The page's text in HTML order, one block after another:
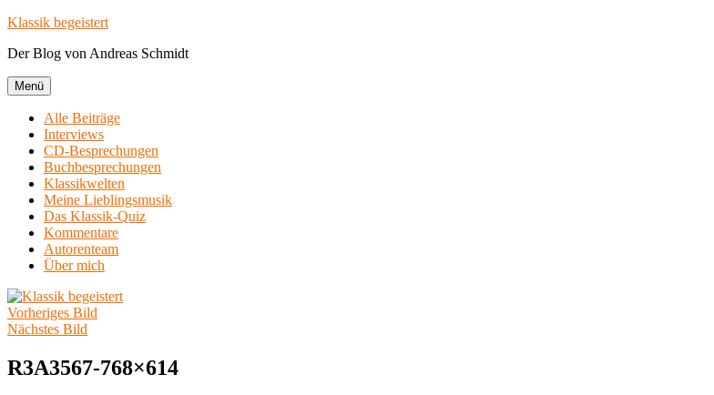
Zum
springen
Klassik begeistert
Der Blog von Andreas Schmidt
Menü
Alle Beiträge
Interviews
CD-Besprechungen
Buchbesprechungen
Klassikwelten
Meine Lieblingsmusik
Das Klassik-Quiz
Kommentare
Autorenteam
Über mich
Vorheriges Bild
Nächstes Bild
R3A3567-768×614